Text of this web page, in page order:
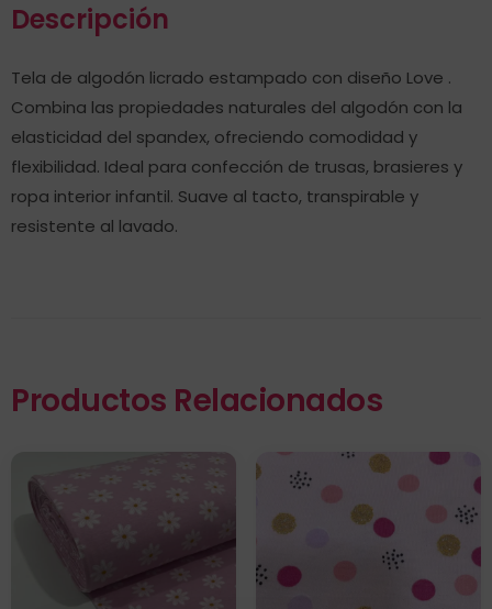
Descripción
Tela de algodón licrado estampado con diseño Love .
Combina las propiedades naturales del algodón con la
elasticidad del spandex, ofreciendo comodidad y
flexibilidad. Ideal para confección de trusas, brasieres y
ropa interior infantil. Suave al tacto, transpirable y
resistente al lavado.
Productos Relacionados